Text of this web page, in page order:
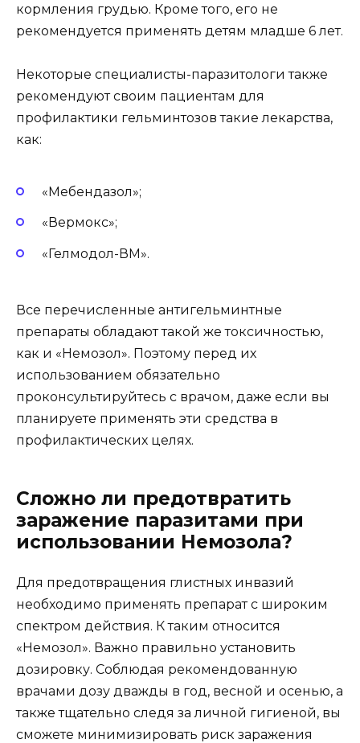
кормления грудью. Кроме того, его не
рекомендуется применять детям младше 6 лет.
Некоторые специалисты-паразитологи также
рекомендуют своим пациентам для
профилактики гельминтозов такие лекарства,
как:
«Мебендазол»;
«Вермокс»;
«Гелмодол-ВМ».
Все перечисленные антигельминтные
препараты обладают такой же токсичностью,
как и «Немозол». Поэтому перед их
использованием обязательно
проконсультируйтесь с врачом, даже если вы
планируете применять эти средства в
профилактических целях.
Сложно ли предотвратить
заражение паразитами при
использовании Немозола?
Для предотвращения глистных инвазий
необходимо применять препарат с широким
спектром действия. К таким относится
«Немозол». Важно правильно установить
дозировку. Соблюдая рекомендованную
врачами дозу дважды в год, весной и осенью, а
также тщательно следя за личной гигиеной, вы
сможете минимизировать риск заражения